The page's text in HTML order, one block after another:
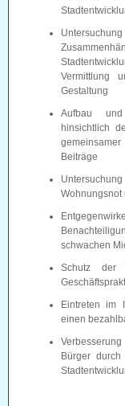
Vermittlung
Gestaltung
Aufbau und
hinsichtlich
Beiträge
Wohnungsnot
schwachen
Schutz der
Eintreten im
einen
Bürger